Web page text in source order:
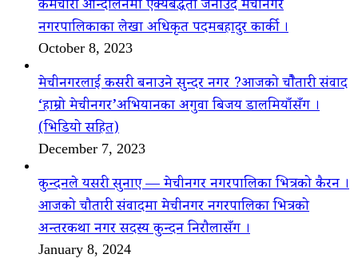
कर्मचारी आन्दोलनमा ऐक्यबद्धता जनाउँदै मेचीनगर
नगरपालिकाका लेखा अधिकृत पदमबहादुर कार्की ।
October 8, 2023
मेचीनगरलाई कसरी बनाउने सुन्दर नगर ?आजको चौैतारी संवाद
‘हाम्रो मेचीनगर’अभियानका अगुवा बिजय डालमियाँसँग ।
(भिडियो सहित)
December 7, 2023
कुन्दनले यसरी सुनाए — मेचीनगर नगरपालिका भित्रको कैरन ।
आजको चौतारी संवादमा मेचीनगर नगरपालिका भित्रको
अन्तरकथा नगर सदस्य कुन्दन निरौलासँग ।
January 8, 2024